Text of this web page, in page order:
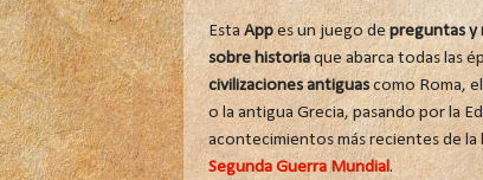
Esta Appes un juego depreguntas y
sobre historiaque abarca todas las
civilizaciones antiguascomo Roma,
o la antigua Grecia, pasando por la
acontecimientos más recientes de la
Segunda Guerra Mundial.